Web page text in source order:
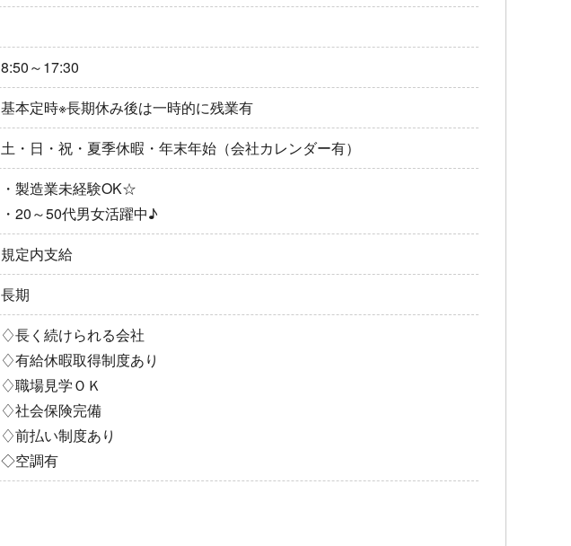
8:50～17:30
基本定時※長期休み後は一時的に残業有
土・日・祝・夏季休暇・年末年始（会社カレンダー有）
・製造業未経験OK☆
・20～50代男女活躍中♪
規定内支給
長期
♢長く続けられる会社
♢有給休暇取得制度あり
♢職場見学ＯＫ
♢社会保険完備
♢前払い制度あり
◇空調有